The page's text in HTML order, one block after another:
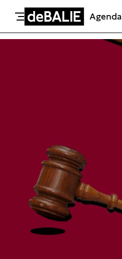
De Balie
Agenda